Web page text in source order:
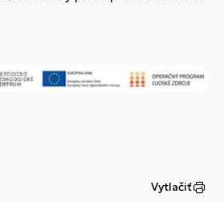
Vytlačiť